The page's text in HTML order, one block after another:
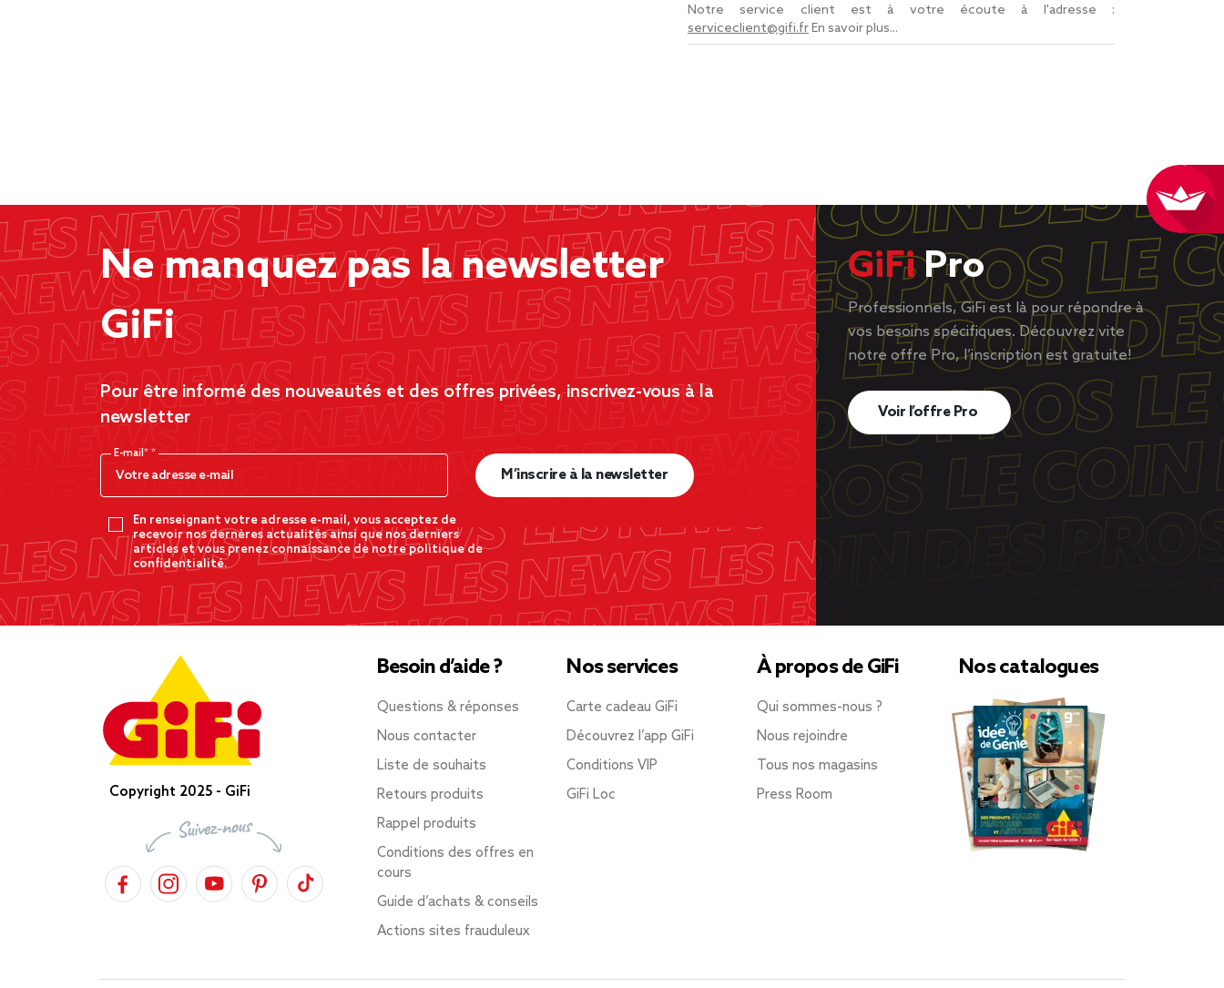
Notre service client est à votre écoute à l'adresse :
serviceclient@gifi.frEn savoir plus...
Ne manquez pas la newsletter
GiFi
Pour être informé des nouveautés et des offres privées, inscrivez-vous à la
newsletter
E-mail*
En renseignant votre adresse e-mail, vous acceptez de
recevoir nos dernères actualités ainsi que nos derniers
articles et vous prenez connaissance de notre politique de
confidentialité.
M’inscrire à la newsletter
GiFiPro
Professionnels, GiFi est là pour répondre à
vos besoins spécifiques. Découvrez vite
notre offre Pro, l’inscription est gratuite!
Voir l’offre Pro
Copyright 2025 - GiFi
Besoin d’aide ?
Questions & réponses
Nous contacter
Liste de souhaits
Retours produits
Rappel produits
Conditions des offres en
cours
Guide d’achats & conseils
Actions sites frauduleux
Nos services
Carte cadeau GiFi
Découvrez l’app GiFi
Conditions VIP
GiFi Loc
À propos de GiFi
Qui sommes-nous ?
Nous rejoindre
Tous nos magasins
Press Room
Nos catalogues